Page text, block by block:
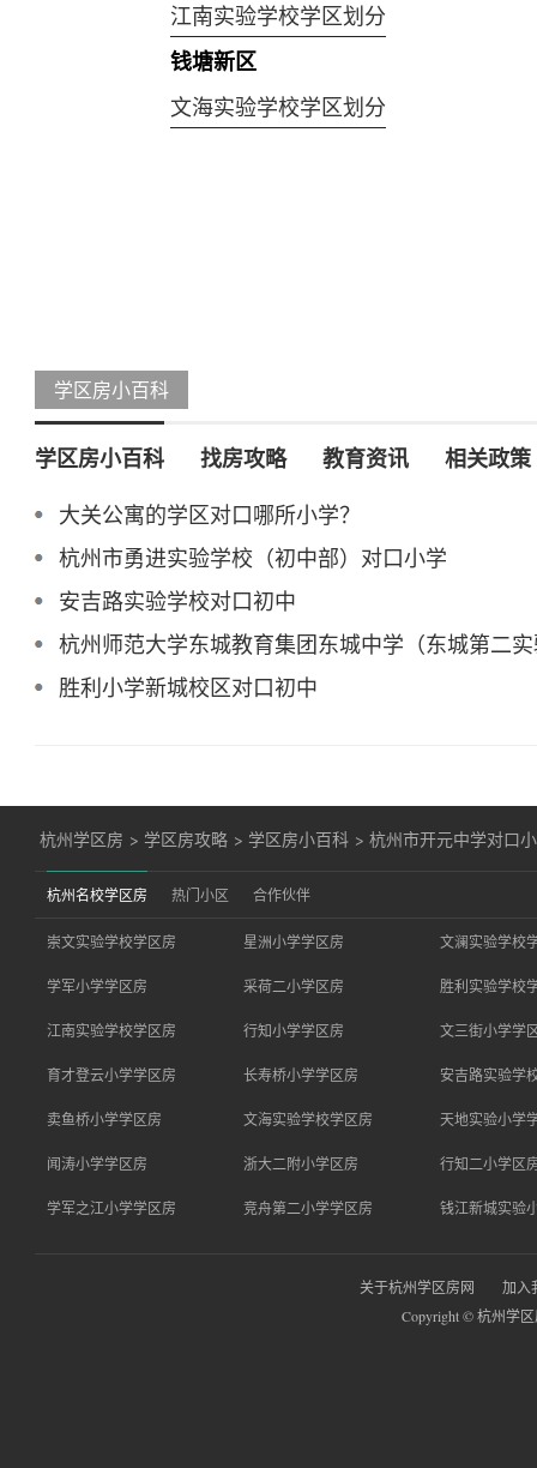
江南实验学校学区划分
钱塘新区
文海实验学校学区划分
学区房小百科
学区房小百科 找房攻略 教育资讯 相关政策
大关公寓的学区对口哪所小学？
杭州市勇进实验学校（初中部）对口小学
安吉路实验学校对口初中
杭州师范大学东城教育集团东城中学（东城第二
胜利小学新城校区对口初中
杭州学区房 > 学区房攻略 > 学区房小百科 >杭州市开元中学对口
杭州名校学区房 热门小区 合作伙伴
崇文实验学校学区房 星洲小学学区房 文澜实验学校
学军小学学区房 采荷二小学区房 胜利实验学校
江南实验学校学区房 行知小学学区房 文三街小学学
育才登云小学学区房 长寿桥小学学区房 安吉路实验学
卖鱼桥小学学区房 文海实验学校学区房 天地实验小学
闻涛小学学区房 浙大二附小学区房 行知二小学区
学军之江小学学区房 竞舟第二小学学区房 钱江新城实验
关于杭州学区房网
加入
Copyright © 杭州学